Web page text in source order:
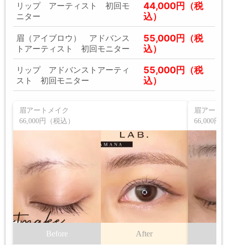
リップ アーティスト 初回モ
ニター
44,000円（税
込）
眉（アイブロウ） アドバンス
トアーティスト 初回モニター
55,000円（税
込）
リップ アドバンストアーティ
スト 初回モニター
55,000円（税
込）
眉アートメイク
66,000円（税込）
Before After
眉アート
66,000円